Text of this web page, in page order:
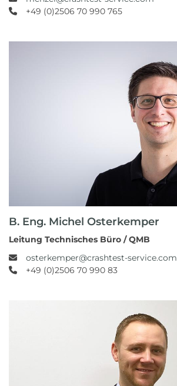
+49 (0)2506 70 990 765
B. Eng. Michel Osterkemper
Leitung Technisches Büro / QMB
osterkemper@crashtest-service.com
+49 (0)2506 70 990 83